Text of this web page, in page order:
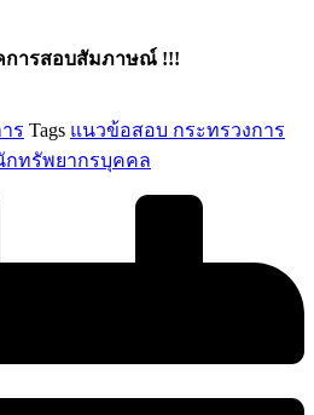
การสอบสัมภาษณ์ !!!
ร Tags แนวข้อสอบ กระทรวงการ
ทรัพยากรบุคคล